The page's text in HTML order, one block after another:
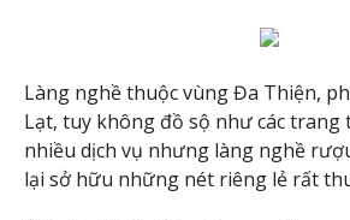
Làng nghề thuộc vùng Đa Thiện,
Lạt, tuy không đồ sộ như các trang
nhiều dịch vụ nhưng làng nghề
lại sở hữu những nét riêng lẻ rất